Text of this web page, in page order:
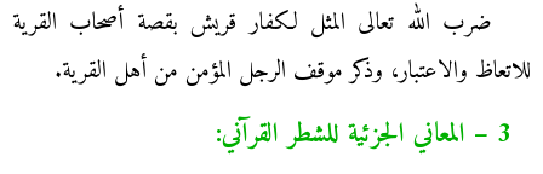
ضرب الله تعالى المثل لكفار قريش بقصة أصحاب القرية
للاتعاظ والاعتبار، وذكر موقف الرجل المؤمن من أهل القرية.
3 – المعاني الجزئية للشطر القرآني: